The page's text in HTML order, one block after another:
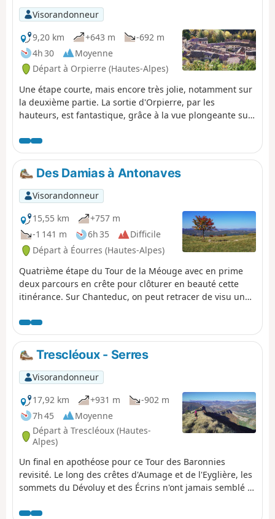
Visorandonneur
9,20 km
+643 m
-692 m
4h 30
Moyenne
Départ à Orpierre (Hautes-Alpes)
Une étape courte, mais encore très jolie, notamment sur
la deuxième partie. La sortie d'Orpierre, par les
hauteurs, est fantastique, grâce à la vue plongeante sur
une belle crête et un passage mémorable dans les
marnes noires, le GR® passe par le gîte du Mont Garde.
Des Damias à Antonaves
Visorandonneur
15,55 km
+757 m
-1 141 m
6h 35
Difficile
Départ à Éourres (Hautes-Alpes)
Quatrième étape du Tour de la Méouge avec en prime
deux parcours en crête pour clôturer en beauté cette
itinérance. Sur Chanteduc, on peut retracer de visu une
Saint-Cyr, on domine les vallées du Buech et de la
Durance. Entre deux, les forêts sont magnifiques.
Trescléoux - Serres
Visorandonneur
17,92 km
+931 m
-902 m
7h 45
Moyenne
Départ à Trescléoux (Hautes-
Alpes)
Un final en apothéose pour ce Tour des Baronnies
revisité. Le long des crêtes d'Aumage et de l'Eyglière, les
sommets du Dévoluy et des Écrins n'ont jamais semblé si
vues à 360° permettent de retracer le chemin parcouru